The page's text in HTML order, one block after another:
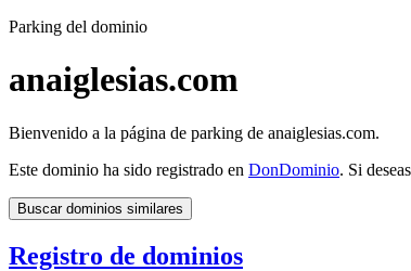
Parking del dominio
anaiglesias.com
Bienvenido a la página de parking de anaiglesias.com.
Este dominio ha sido registrado en DonDominio. Si
Buscar dominios similares
Registro de dominios